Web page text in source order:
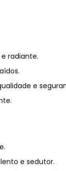
radiante.
e
e sedutor.